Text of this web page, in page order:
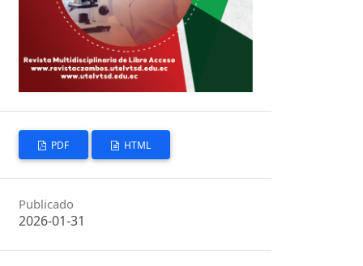
PDF HTML
Publicado
2026-01-31